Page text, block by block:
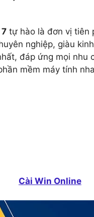
tự hào là đơn vị tiên
nghiệp, giàu
đáp ứng mọi nhu
mềm máy tính
Cài Win Online